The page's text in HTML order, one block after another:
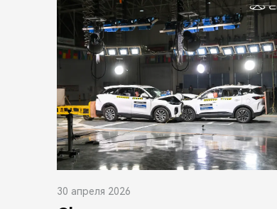
30 апреля 2026